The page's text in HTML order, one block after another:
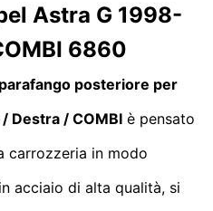
Astra G 1998-
6860
posteriore per
Destra / COMBI è pensato
carrozzeria in modo
acciaio di alta qualità, si